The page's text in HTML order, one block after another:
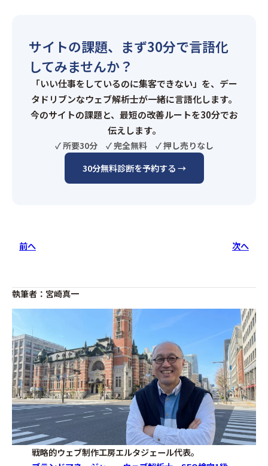
サイトの課題、まず30分で言語化
してみませんか？
「いい仕事をしているのに集客できない」を、デー
タドリブンなウェブ解析士が一緒に言語化します。
今のサイトの課題と、最短の改善ルートを30分でお
伝えします。
✓ 所要30分 ✓ 完全無料 ✓ 押し売りなし
30分無料診断を予約する →
前へ 次へ
執筆者：宮崎真一
戦略的ウェブ制作工房エルタジェール代表。